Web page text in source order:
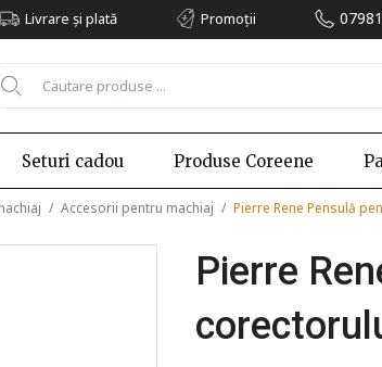
Livrare și plată Promoții
Seturi cadou Produse Coreene
/ Accesorii pentru machiaj / Pierre Rene Pensulă
Pierre